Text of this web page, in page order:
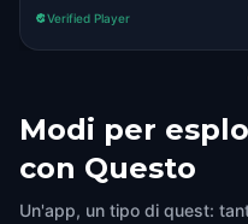
Verified Player
Modi per
con Questo
Un'app, un tipo di quest: